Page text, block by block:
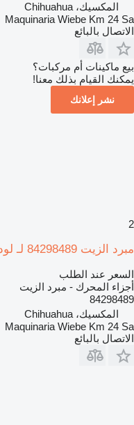
المكسيك، Chihuahua
Maquinaria Wiebe Km 24 Sa
الاتصال بالبائع
بيع ماكينات أم مركبات؟
يمكنك القيام بذلك معنا!
نشر إعلانك
2
مبرد الزيت 84298489 لـ لودر حفار Case 580N
السعر عند الطلب
أجزاء المحرك - مبرد الزيت
84298489
المكسيك، Chihuahua
Maquinaria Wiebe Km 24 Sa
الاتصال بالبائع